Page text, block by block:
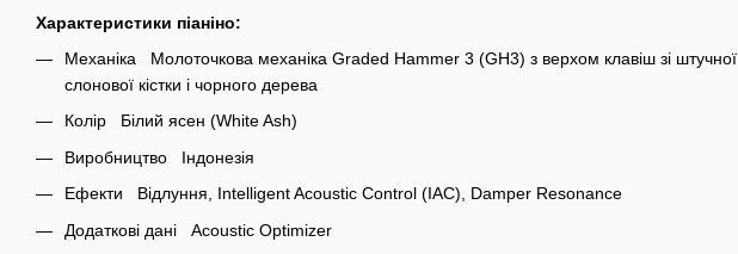
Характеристики піаніно:
Механіка Молоточкова механіка Graded Hammer 3 (GH3) з верхом клавіш зі штучної
слонової кістки і чорного дерева
Колір Білий ясен (White Ash)
Виробництво Індонезія
Ефекти Відлуння, Intelligent Acoustic Control (IAC), Damper Resonance
Додаткові дані Acoustic Optimizer